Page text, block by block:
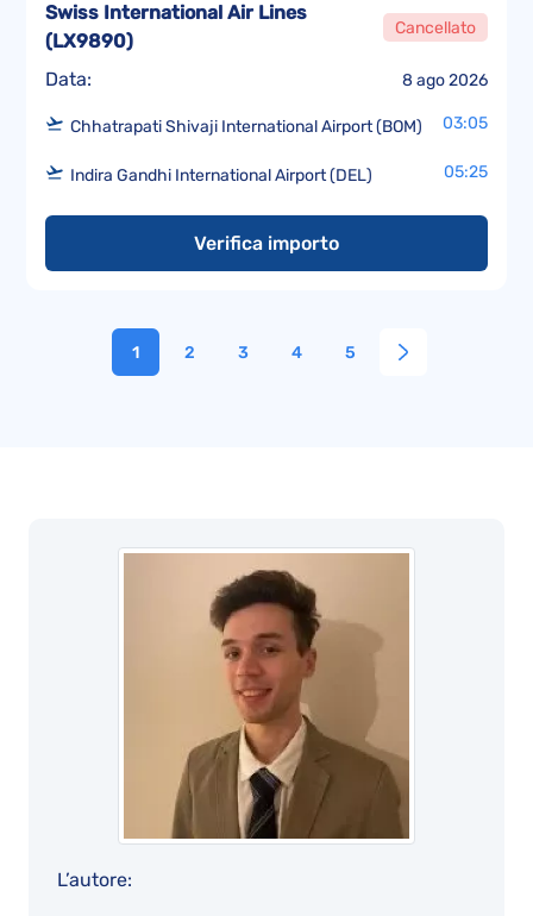
Data: 8 ago 2026
Swiss International Air Lines
(LX9890)
Cancellato
Chhatrapati Shivaji International Airport (BOM) 03:05
Indira Gandhi International Airport (DEL) 05:25
Verifica importo
1 2 3 4 5
L’autore: